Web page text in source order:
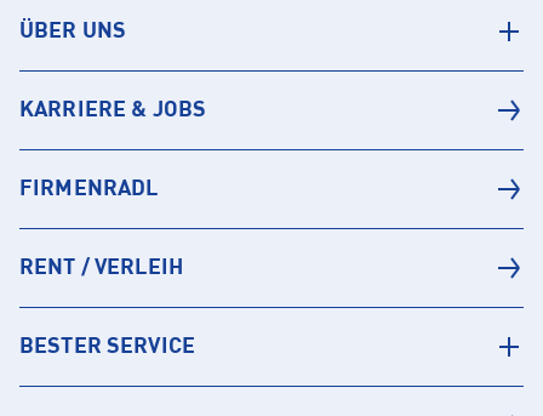
ÜBER UNS
KARRIERE & JOBS
FIRMENRADL
RENT / VERLEIH
BESTER SERVICE